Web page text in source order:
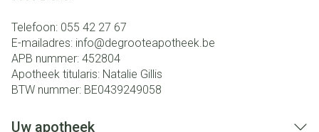
Telefoon: 055 42 27 67
E-mailadres: info@degrooteapotheek.be
APB nummer: 452804
Apotheek titularis: Natalie Gillis
BTW nummer: BE0439249058
Uw apotheek